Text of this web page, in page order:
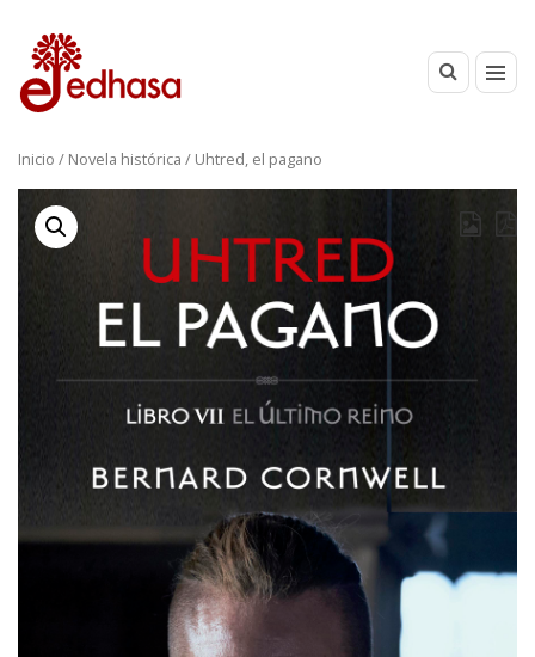
Inicio / Novela histórica / Uhtred, el pagano